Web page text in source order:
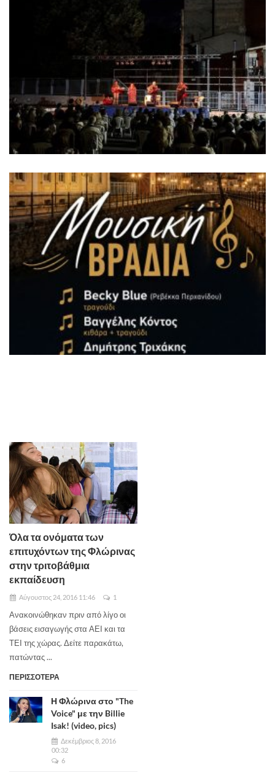
Όλα τα ονόματα των
επιτυχόντων της Φλώρινας
στην τριτοβάθμια
εκπαίδευση
Αύγουστος 24, 2016 11:46 1
Ανακοινώθηκαν πριν από λίγο οι
βάσεις εισαγωγής στα ΑΕΙ και τα
ΤΕΙ της χώρας. Δείτε παρακάτω,
πατώντας ...
ΠΕΡΙΣΣΟΤΕΡΑ
Η Φλώρινα στο "The
Voice" με την Billie
Isak! (video, pics)
Δεκέμβριος 8, 2016
00:32
6